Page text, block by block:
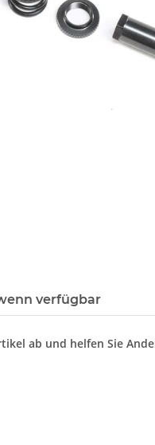
verfügbar
ab und helfen Sie